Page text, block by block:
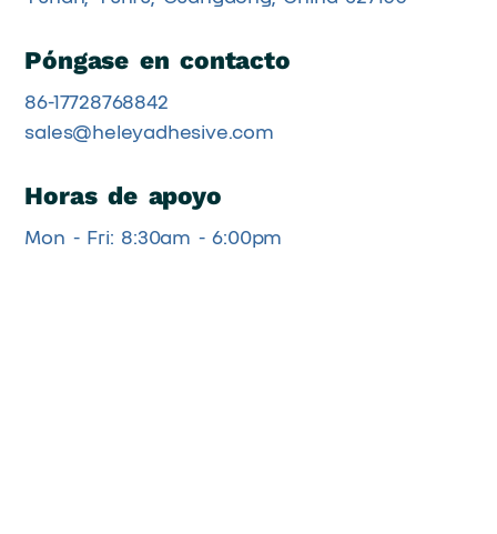
Póngase en contacto
86-17728768842
sales@heleyadhesive.com
Horas de apoyo
Mon - Fri: 8:30am - 6:00pm